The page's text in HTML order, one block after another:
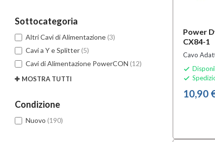
Sottocategoria
Altri Cavi di Alimentazione(3)
Cavi a Y e Splitter(5)
Cavi di Alimentazione PowerCON (12)
MOSTRA TUTTI
Condizione
Nuovo (190)
Power
CX84-1
Cavo


10,90